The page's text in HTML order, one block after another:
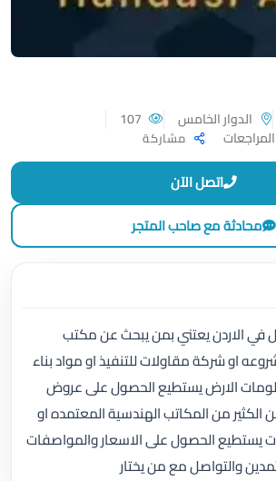
الدوار الخامس
مشاركة
اتصل الآن
محادثة مع صاحب المتجر
في الاردن يعتني بمن يبحث عن مكتب
او شركة مقاولات للتنفيذ او مواد بناء
الارض يستطيع الحصول على عروض
من المكاتب الهندسية المعتمده او
يستطيع الحصول على الاسعار والمواصفات
والتواصل مع من يختار